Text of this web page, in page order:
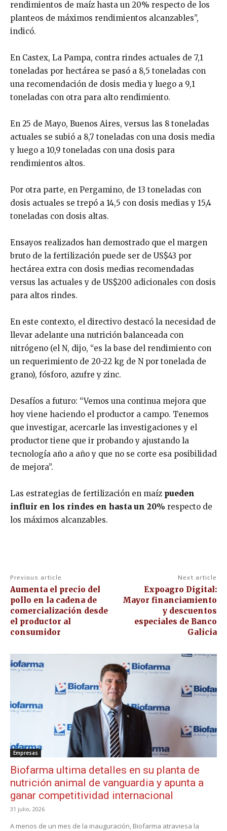
rendimientos de maíz hasta un 20% respecto de los
planteos de máximos rendimientos alcanzables”,
indicó.
En Castex, La Pampa, contra rindes actuales de 7,1
toneladas por hectárea se pasó a 8,5 toneladas con
una recomendación de dosis media y luego a 9,1
toneladas con otra para alto rendimiento.
En 25 de Mayo, Buenos Aires, versus las 8 toneladas
actuales se subió a 8,7 toneladas con una dosis media
y luego a 10,9 toneladas con una dosis para
rendimientos altos.
Por otra parte, en Pergamino, de 13 toneladas con
dosis actuales se trepó a 14,5 con dosis medias y 15,4
toneladas con dosis altas.
Ensayos realizados han demostrado que el margen
bruto de la fertilización puede ser de US$43 por
hectárea extra con dosis medias recomendadas
versus las actuales y de US$200 adicionales con dosis
para altos rindes.
En este contexto, el directivo destacó la necesidad de
llevar adelante una nutrición balanceada con
nitrógeno (el N, dijo, “es la base del rendimiento con
un requerimiento de 20-22 kg de N por tonelada de
grano), fósforo, azufre y zinc.
Desafíos a futuro: “Vemos una continua mejora que
hoy viene haciendo el productor a campo. Tenemos
que investigar, acercarle las investigaciones y el
productor tiene que ir probando y ajustando la
tecnología año a año y que no se corte esa posibilidad
de mejora”.
Las estrategias de fertilización en maíz pueden
influir en los rindes en hasta un 20% respecto de
los máximos alcanzables.
Previous article
Aumenta el precio del
pollo en la cadena de
comercialización desde
el productor al
consumidor
Next article
Expoagro Digital:
Mayor financiamiento
y descuentos
especiales de Banco
Galicia
Empresas
Biofarma ultima detalles en su planta de
nutrición animal de vanguardia y apunta a
ganar competitividad internacional
31 julio, 2026
A menos de un mes de la inauguración, Biofarma atraviesa la